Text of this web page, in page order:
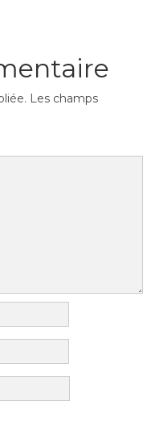
Les champs